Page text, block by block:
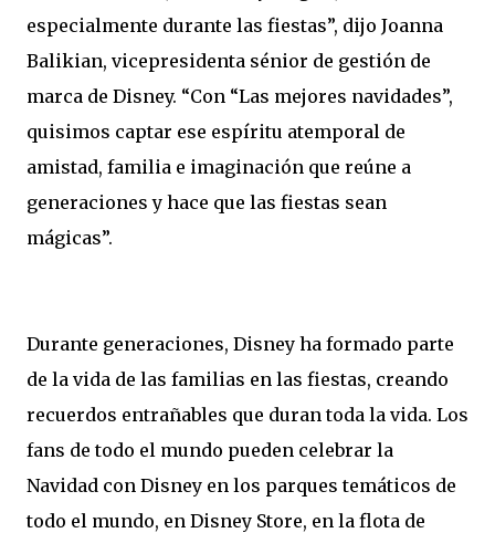
especialmente durante las fiestas”, dijo Joanna
Balikian, vicepresidenta sénior de gestión de
marca de Disney. “Con “Las mejores navidades”,
quisimos captar ese espíritu atemporal de
amistad, familia e imaginación que reúne a
generaciones y hace que las fiestas sean
mágicas”.
Durante generaciones, Disney ha formado parte
de la vida de las familias en las fiestas, creando
recuerdos entrañables que duran toda la vida. Los
fans de todo el mundo pueden celebrar la
Navidad con Disney en los parques temáticos de
todo el mundo, en Disney Store, en la flota de